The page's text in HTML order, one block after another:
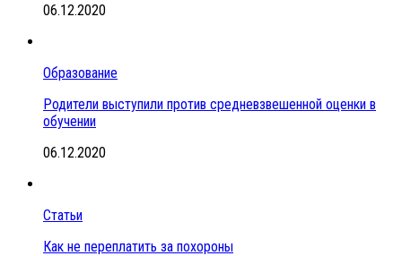
06.12.2020
Образование
Родители выступили против средневзвешенной оценки в
обучении
06.12.2020
Статьи
Как не переплатить за похороны